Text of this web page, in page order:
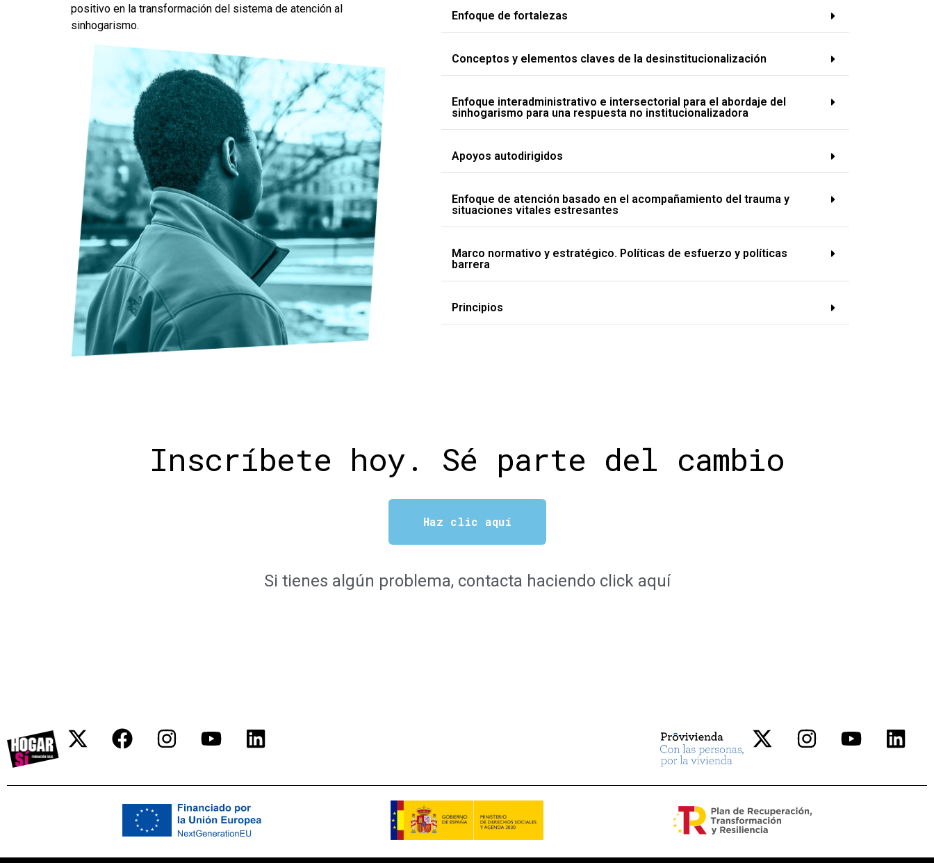
positivo en la transformación del sistema de atención al
sinhogarismo.
Enfoque de fortalezas
Conceptos y elementos claves de la desinstitucionalización
Enfoque interadministrativo e intersectorial para el abordaje del
sinhogarismo para una respuesta no institucionalizadora
Apoyos autodirigidos
Enfoque de atención basado en el acompañamiento del trauma y
situaciones vitales estresantes
Marco normativo y estratégico. Políticas de esfuerzo y políticas
barrera
Principios
Inscríbete hoy. Sé parte del cambio
Haz clic aquí
Si tienes algún problema, contacta haciendo click aquí